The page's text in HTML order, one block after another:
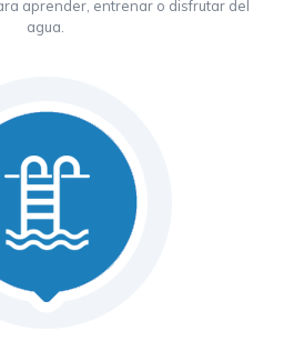
aprender, entrenar o disfrutar del
agua.